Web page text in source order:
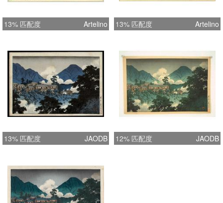
13% 匹配度 Artelino 13% 匹配度 Artelino
13% 匹配度 JAODB 12% 匹配度 JAODB